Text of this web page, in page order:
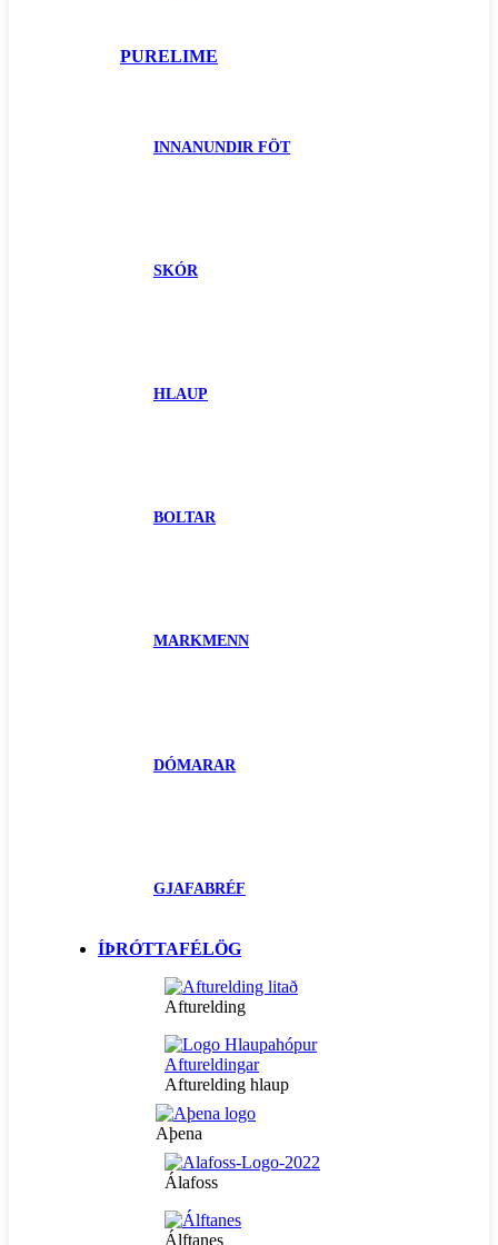
PURELIME
INNANUNDIR FÖT
SKÓR
HLAUP
BOLTAR
MARKMENN
DÓMARAR
GJAFABRÉF
ÍÞRÓTTAFÉLÖG
Afturelding
Afturelding hlaup
Aþena
Álafoss
Álftanes